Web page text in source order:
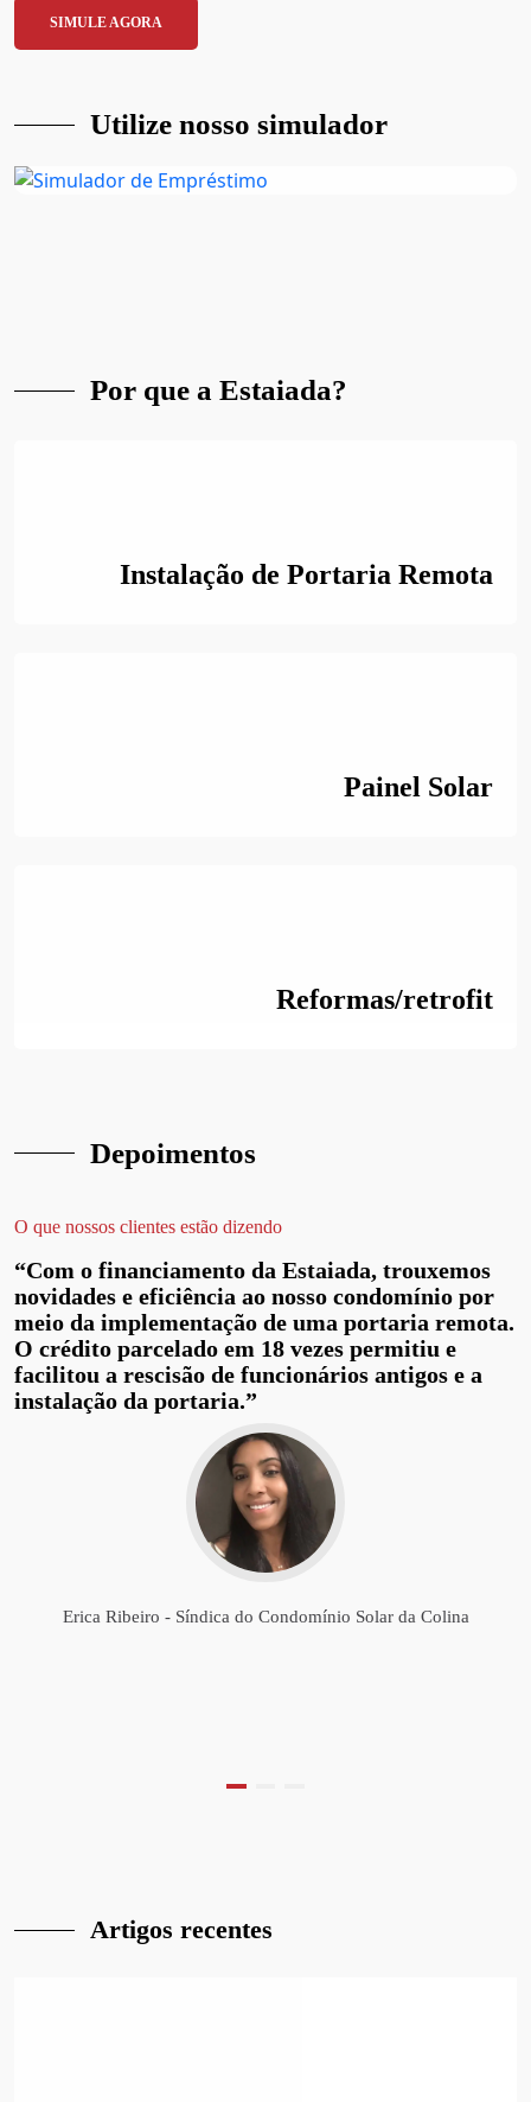
SIMULE AGORA
Utilize nosso simulador
Por que a Estaiada?
Instalação de Portaria Remota
Painel Solar
Reformas/retrofit
Depoimentos
Erica Ribeiro - Síndica do Condomínio Solar da Colina
O que nossos clientes estão dizendo
“Com o financiamento da Estaiada, trouxemos
novidades e eficiência ao nosso condomínio por
meio da implementação de uma portaria remota.
O crédito parcelado em 18 vezes permitiu e
facilitou a rescisão de funcionários antigos e a
instalação da portaria.”
Artigos recentes